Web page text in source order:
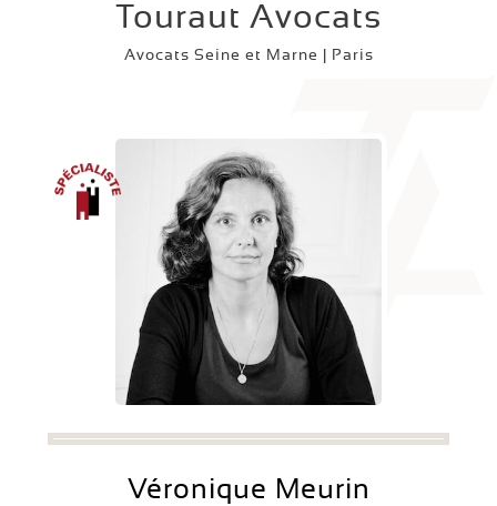
Touraut Avocats
Avocats Seine et Marne | Paris
Véronique Meurin